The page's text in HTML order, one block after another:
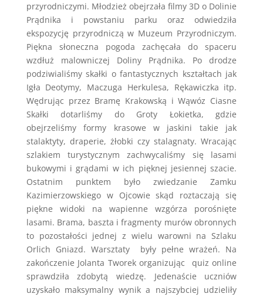
przyrodniczymi. Młodzież obejrzała filmy 3D o Dolinie
Prądnika i powstaniu parku oraz odwiedziła
ekspozycję przyrodniczą w Muzeum Przyrodniczym.
Piękna słoneczna pogoda zachęcała do spaceru
wzdłuż malowniczej Doliny Prądnika. Po drodze
podziwialiśmy skałki o fantastycznych kształtach jak
Igła Deotymy, Maczuga Herkulesa, Rękawiczka itp.
Wędrując przez Bramę Krakowską i Wąwóz Ciasne
Skałki dotarliśmy do Groty Łokietka, gdzie
obejrzeliśmy formy krasowe w jaskini takie jak
stalaktyty, draperie, żłobki czy stalagnaty. Wracając
szlakiem turystycznym zachwycaliśmy się lasami
bukowymi i grądami w ich pięknej jesiennej szacie.
Ostatnim punktem było zwiedzanie Zamku
Kazimierzowskiego w Ojcowie skąd roztaczają się
piękne widoki na wapienne wzgórza porośnięte
lasami. Brama, baszta i fragmenty murów obronnych
to pozostałości jednej z wielu warowni na Szlaku
Orlich Gniazd. Warsztaty były pełne wrażeń. Na
zakończenie Jolanta Tworek organizując quiz online
sprawdziła zdobytą wiedzę. Jedenaście uczniów
uzyskało maksymalny wynik a najszybciej udzieliły